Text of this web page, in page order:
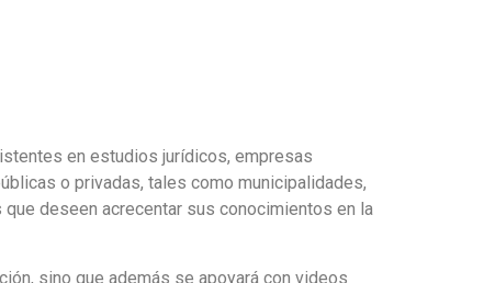
en estudios jurídicos, empresas
o privadas, tales como municipalidades,
deseen acrecentar sus conocimientos en la
sino que además se apoyará con videos